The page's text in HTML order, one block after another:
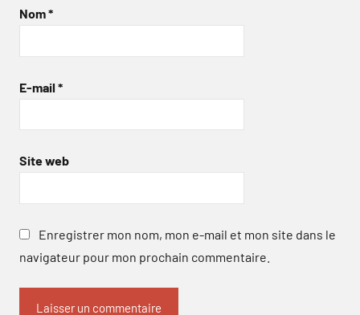
Nom*
E-mail *
Site web
Enregistrer mon nom, mon e-mail et mon site dans le
navigateur pour mon prochain commentaire.